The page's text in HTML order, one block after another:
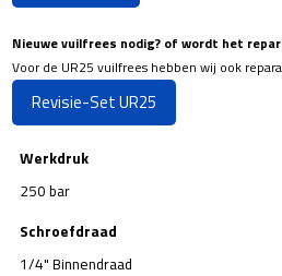
Nieuwe vuilfrees nodig? of wordt het
Voor de UR25 vuilfrees hebben wij ook
Revisie-Set UR25
Werkdruk
250 bar
Schroefdraad
1/4" Binnendraad